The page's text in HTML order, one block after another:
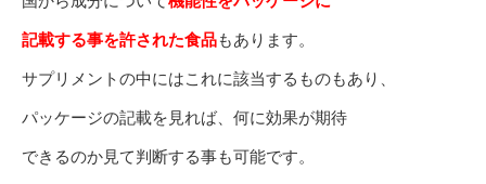
記載する事を許された食品もあります。
サプリメントの中にはこれに該当するものもあり、
パッケージの記載を見れば、何に効果が期待
できるのか見て判断する事も可能です。